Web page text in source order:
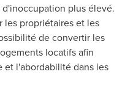
plus élevé.
les propriétaires et les
de convertir les
locatifs afin
l'abordabilité dans les